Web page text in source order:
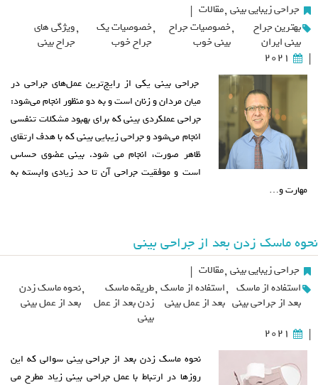
جراحی زیبایی بینی ,مقالات |
بهترین جراح
بینی ایران
,خصوصیات جراح
بینی خوب
,خصوصیات یک
جراح خوب
,ویژگی های
جراح بینی
|
2021
جراحی بینی یکی از رایج‌ترین عمل‌های جراحی در
میان مردان و زنان است و به دو منظور انجام می‌شود:
جراحی عملکردی بینی که برای بهبود مشکلات تنفسی
انجام می‌شود و جراحی زیبایی بینی که با هدف ارتقای
ظاهر صورت، انجام می شود. بینی عضوی حساس
است و موفقیت جراحی آن تا حد زیادی وابسته به
مهارت و…
نحوه ماسک زدن بعد از جراحی بینی
جراحی زیبایی بینی ,مقالات |
استفاده از ماسک
بعد از جراحی بینی
,استفاده از ماسک
بعد از عمل بینی
,طریقه ماسک
زدن بعد از عمل
بینی
,نحوه ماسک زدن
بعد از عمل بینی
|
2021
نحوه ماسک زدن بعد از جراحی بینی سوالی که این
روزها در ارتباط با عمل جراحی بینی زیاد مطرح می